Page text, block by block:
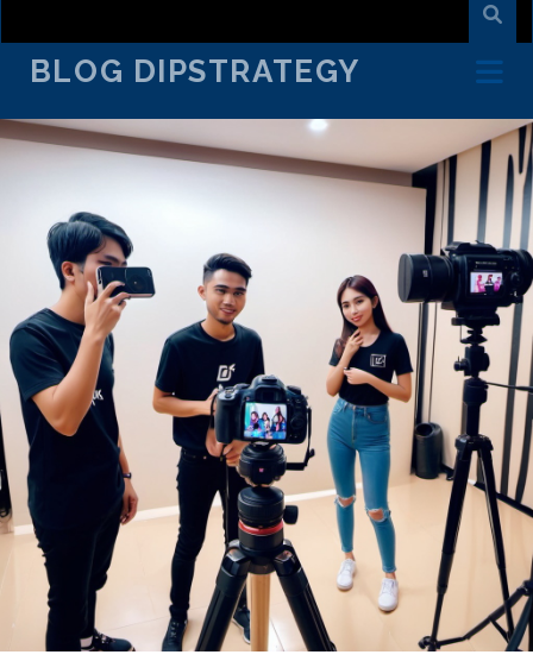
BLOG DIPSTRATEGY